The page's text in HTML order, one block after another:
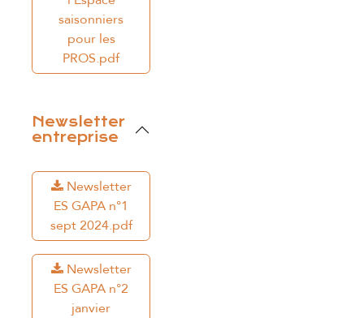
saisonniers
pour les
PROS.pdf
Newsletter
entreprise
Newsletter
ES GAPA n°1
sept 2024.pdf
Newsletter
ES GAPA n°2
janvier